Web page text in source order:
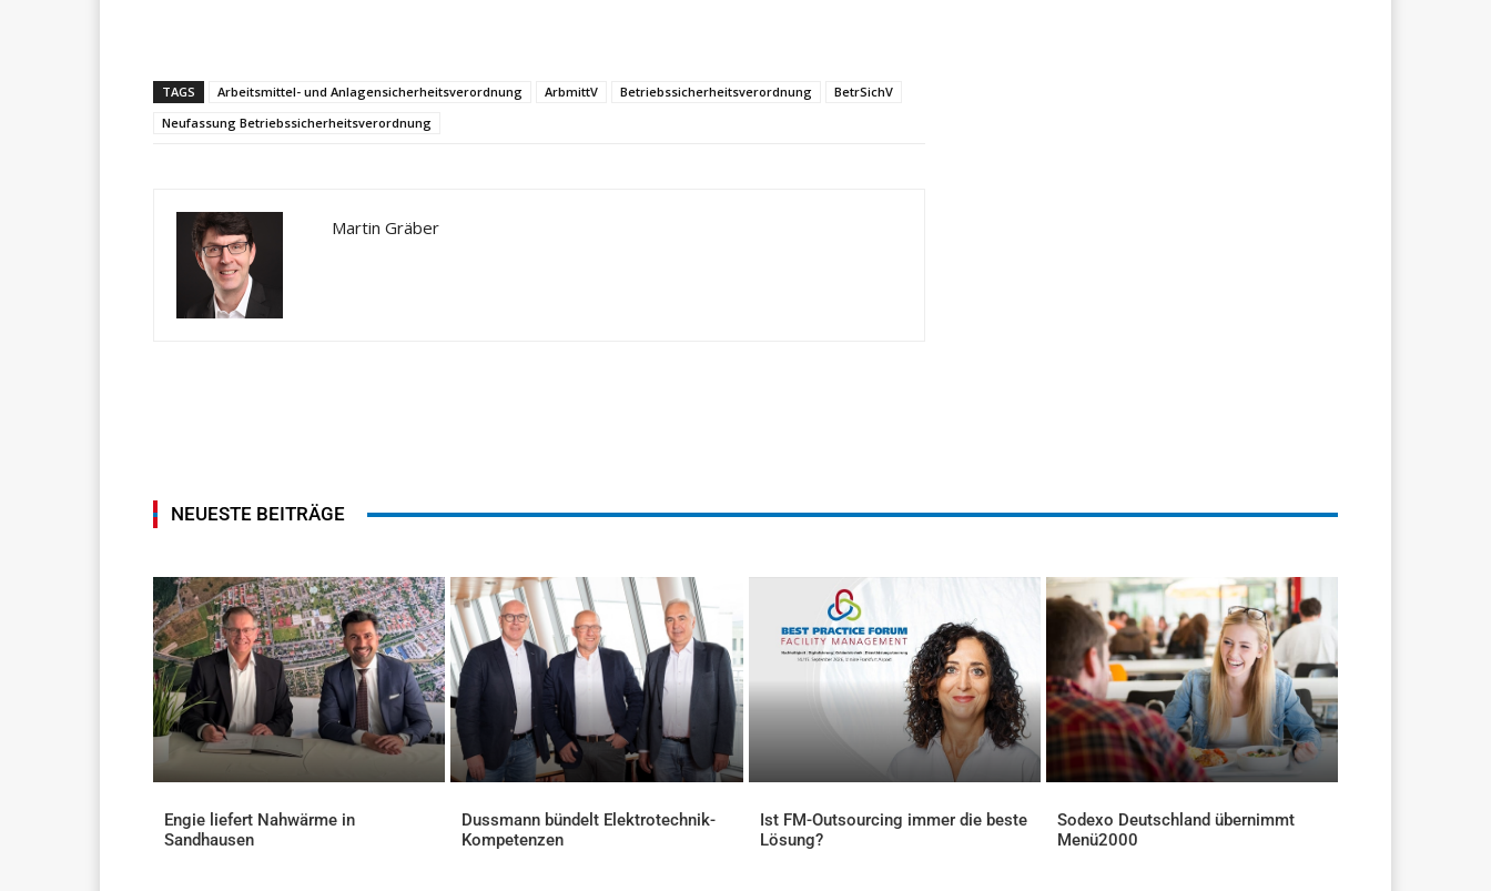
TAGS Arbeitsmittel- und Anlagensicherheitsverordnung ArbmittV Betriebssicherheitsverordnung
BetrSichV
Neufassung Betriebssicherheitsverordnung
Martin Gräber
NEUESTE BEITRÄGE
Engie liefert Nahwärme in
Sandhausen
Dussmann bündelt Elektrotechnik-
Kompetenzen
Ist FM-Outsourcing immer die beste
Lösung?
Sodexo Deutschland übernimmt
Menü2000